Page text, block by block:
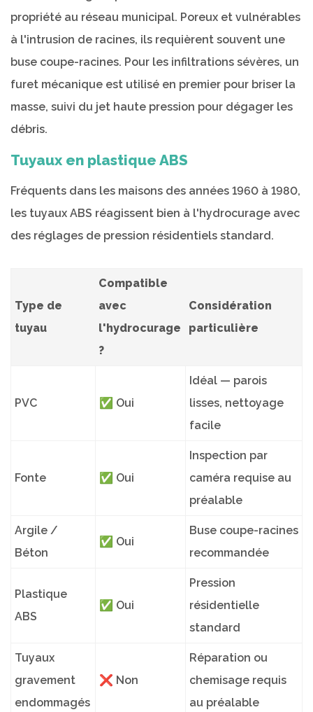
propriété au réseau municipal. Poreux et vulnérables
à l'intrusion de racines, ils requièrent souvent une
buse coupe-racines. Pour les infiltrations sévères, un
furet mécanique est utilisé en premier pour briser la
masse, suivi du jet haute pression pour dégager les
débris.
Tuyaux en plastique ABS
Fréquents dans les maisons des années 1960 à 1980,
les tuyaux ABS réagissent bien à l'hydrocurage avec
des réglages de pression résidentiels standard.
Type de
tuyau
Compatible
avec
l'hydrocurage
?
Considération
particulière
PVC ✅ Oui
Idéal — parois
lisses, nettoyage
facile
Fonte ✅ Oui
Inspection par
caméra requise au
préalable
Argile /
Béton
✅ Oui
Buse coupe-racines
recommandée
Plastique
ABS
✅ Oui
Pression
résidentielle
standard
Tuyaux
gravement
endommagés
❌ Non
Réparation ou
chemisage requis
au préalable